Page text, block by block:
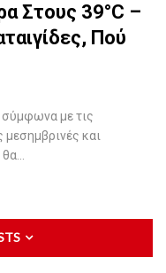
Στους 39°C –
Πού
σύμφωνα με τις
μεσημβρινές και
θα…